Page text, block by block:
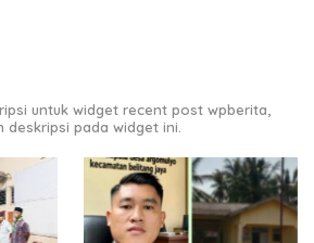
untuk widget recent post wpberita,
deskripsi pada widget ini.